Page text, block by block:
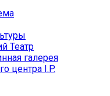
Театр
галерея
центра I.P.